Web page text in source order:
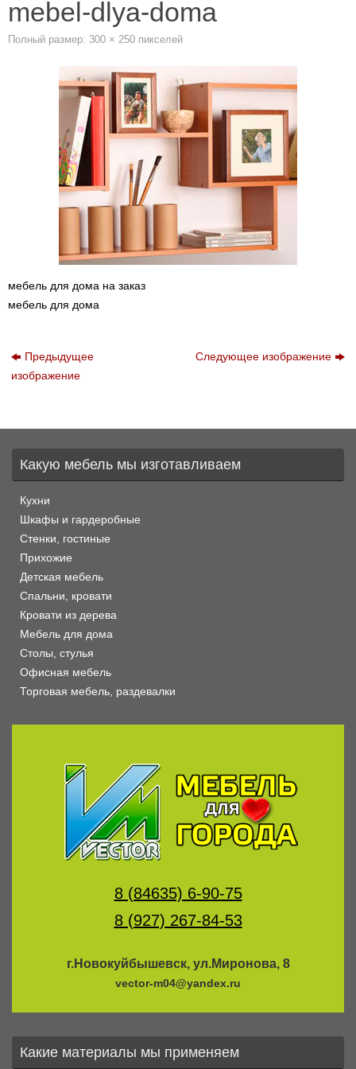
mebel-dlya-doma
Полный размер: 300 × 250 пикселей
мебель для дома на заказ
мебель для дома
Предыдущее
изображение
Следующее изображение
Какую мебель мы изготавливаем
Кухни
Шкафы и гардеробные
Стенки, гостиные
Прихожие
Детская мебель
Спальни, кровати
Кровати из дерева
Мебель для дома
Столы, стулья
Офисная мебель
Торговая мебель, раздевалки
8 (84635) 6-90-75
8 (927) 267-84-53
г.Новокуйбышевск, ул.Миронова, 8
vector-m04@yandex.ru
Какие материалы мы применяем